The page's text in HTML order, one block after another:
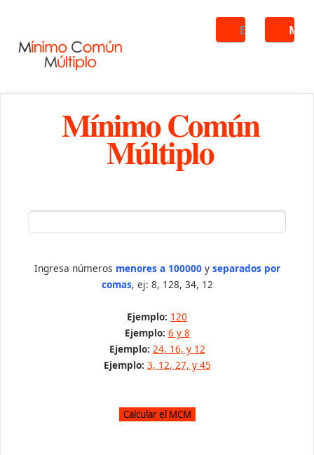
Buscar
Mínimo Común
Múltiplo
Ingresa números menores a 100000y separados por
comas, ej: 8, 128, 34, 12
Ejemplo: 120
Ejemplo: 6 y 8
Ejemplo: 24, 16, y 12
Ejemplo: 3, 12, 27, y 45